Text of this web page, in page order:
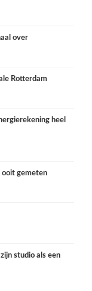
over
Rotterdam
heel
ooit gemeten
studio als een